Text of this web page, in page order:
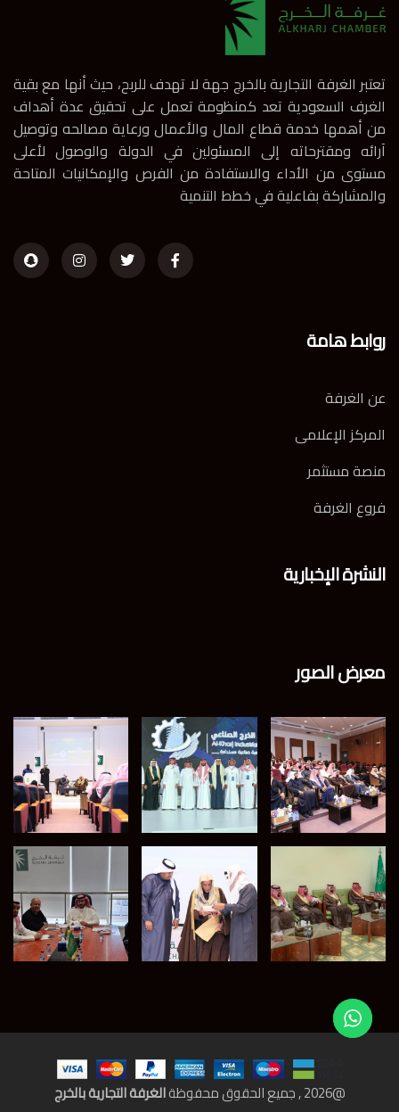
تعتبر الغرفة التجارية بالخرج جهة لا تهدف للربح، حيث أنها مع بقية
الغرف السعودية تعد كمنظومة تعمل على تحقيق عدة أهداف
من أهمها خدمة قطاع المال والأعمال ورعاية مصالحه وتوصيل
آرائه ومقترحاته إلى المسئولين في الدولة والوصول لأعلى
مستوى من الأداء والاستفادة من الفرص والإمكانيات المتاحة
والمشاركة بفاعلية في خطط التنمية
روابط هامة
عن الغرفة
المركز الإعلامى
منصة مستثمر
فروع الغرفة
النشرة الإخبارية
معرض الصور
@
2026, جميع الحقوق محفوظةالغرفة التجارية بالخرج